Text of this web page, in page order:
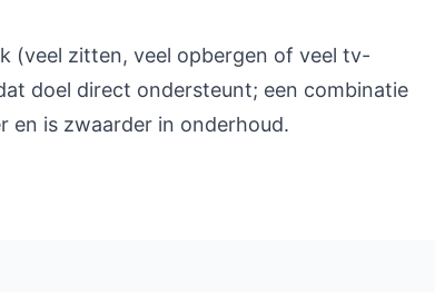
(veel zitten, veel opbergen of veel tv-
doel direct ondersteunt; een combinatie
en is zwaarder in onderhoud.